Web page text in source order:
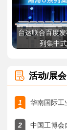
台达联合百度
列集中
活动/展会
1 华南国际工
2 中国工博会